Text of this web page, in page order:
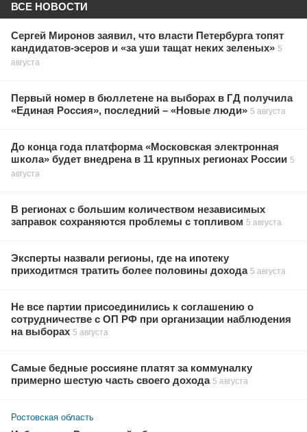
ВСЕ НОВОСТИ
Сергей Миронов заявил, что власти Петербурга топят
кандидатов-эсеров и «за уши тащат неких зеленых» 5
августа
Первый номер в бюллетене на выборах в ГД получила
«Единая Россия», последний – «Новые люди» 5 августа
До конца года платформа «Московская электронная
школа» будет внедрена в 11 крупных регионах России 5
августа
В регионах с большим количеством независимых
заправок сохраняются проблемы с топливом 5 августа
Эксперты назвали регионы, где на ипотеку
приходитмся тратить более половины дохода 5 августа
Не все партии присоединились к соглашению о
сотрудничестве с ОП РФ при организации наблюдения
на выборах 5 августа
Самые бедные россияне платят за коммуналку
примерно шестую часть своего дохода 5 августа
Ростовская область